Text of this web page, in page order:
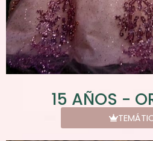
15 AÑOS -